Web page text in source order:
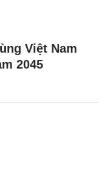
Việt Nam
2045